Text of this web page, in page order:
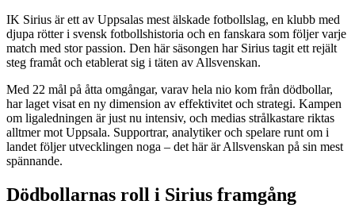
IK Sirius är ett av Uppsalas mest älskade fotbollslag, en klubb med
djupa rötter i svensk fotbollshistoria och en fanskara som följer varje
match med stor passion. Den här säsongen har Sirius tagit ett rejält
steg framåt och etablerat sig i täten av Allsvenskan.
Med 22 mål på åtta omgångar, varav hela nio kom från dödbollar,
har laget visat en ny dimension av effektivitet och strategi. Kampen
om ligaledningen är just nu intensiv, och medias strålkastare riktas
alltmer mot Uppsala. Supportrar, analytiker och spelare runt om i
landet följer utvecklingen noga – det här är Allsvenskan på sin mest
spännande.
Dödbollarnas roll i Sirius framgång